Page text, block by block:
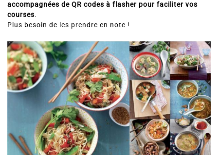
accompagnées de QR codes à flasher pour faciliter vos
courses.
Plus besoin de les prendre en note !